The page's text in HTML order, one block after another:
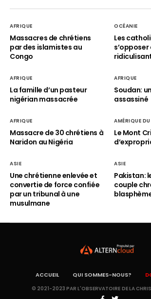
AFRIQUE
Massacres de chrétiens
par des islamistes au
Congo
OCÉANIE
Les
AFRIQUE
La famille d’un pasteur
nigérian massacrée
AFRIQUE
Soudan:
assassiné
AFRIQUE
Massacre de 30 chrétiens à
Naridon au Nigéria
AMÉRIQUE
Le Mont
ASIE
Une chrétienne enlevée et
convertie de force confiée
par un tribunal à une
musulmane
ASIE
Pakistan:
couple
ACCUEIL QUI SOMMES-NOUS?
© 2021-2023 PAR L'OBSERVATOIRE DE LA